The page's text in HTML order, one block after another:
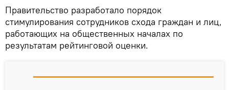
Правительство разработало порядок
стимулирования сотрудников схода граждан и лиц,
работающих на общественных началах по
результатам рейтинговой оценки.